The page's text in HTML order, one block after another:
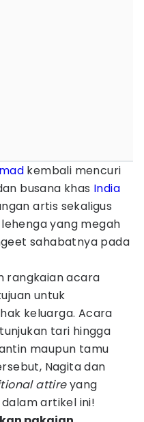
kembali mencuri
busana khas India
artis sekaligus
yang megah
sahabatnya pada
rangkaian acara
untuk
keluarga. Acara
tari hingga
maupun tamu
Nagita dan
attireyang
artikel ini!